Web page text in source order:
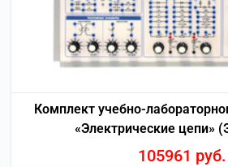
Комплект учебно-
«Электрические цепи»
105961 руб.